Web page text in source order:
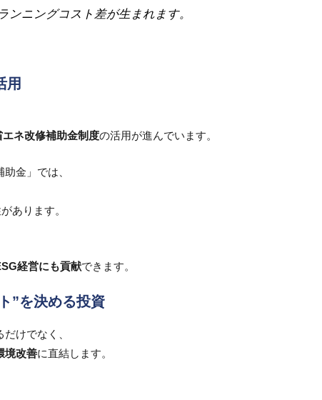
ンニングコスト差が生まれます。
用
ネ改修補助金制度の活用が進んでいます。
金」では、
あります。
経営にも貢献できます。
”を決める投資
けでなく、
境改善に直結します。